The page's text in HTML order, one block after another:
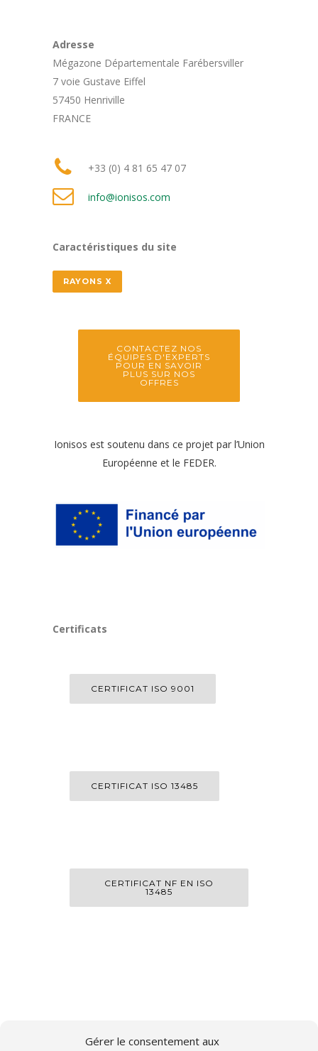
Gérer le consentement aux
Adresse
Mégazone Départementale Farébersviller
7 voie Gustave Eiffel
57450 Henriville
FRANCE
+33 (0) 4 81 65 47 07
info@ionisos.com
Caractéristiques du site
RAYONS X
CONTACTEZ NOS
ÉQUIPES D'EXPERTS
POUR EN SAVOIR
PLUS SUR NOS
OFFRES
Ionisos est soutenu dans ce projet par l’Union
Européenne et le FEDER.
Certificats
CERTIFICAT ISO 9001
CERTIFICAT ISO 13485
CERTIFICAT NF EN ISO
13485